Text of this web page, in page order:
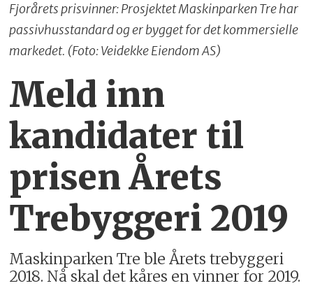
Fjorårets prisvinner: Prosjektet Maskinparken Tre har
passivhusstandard og er bygget for det kommersielle
markedet. (Foto: Veidekke Eiendom AS)
Meld inn
kandidater til
prisen Årets
Trebyggeri 2019
Maskinparken Tre ble Årets trebyggeri
2018. Nå skal det kåres en vinner for 2019.